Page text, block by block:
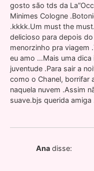
gosto são tds da
Minimes Cologne
.kkkk.Um must the
delicioso para depois
menorzinho pra viagem
eu amo …Mais uma dica
juventude .Para sair a
como o Chanel, borrifar
naquela nuvem .Assim
suave.bjs querida
Ana disse: